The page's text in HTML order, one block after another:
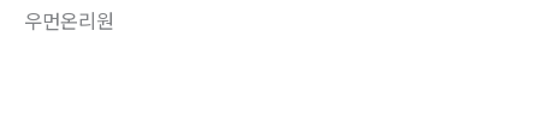
우먼온리원